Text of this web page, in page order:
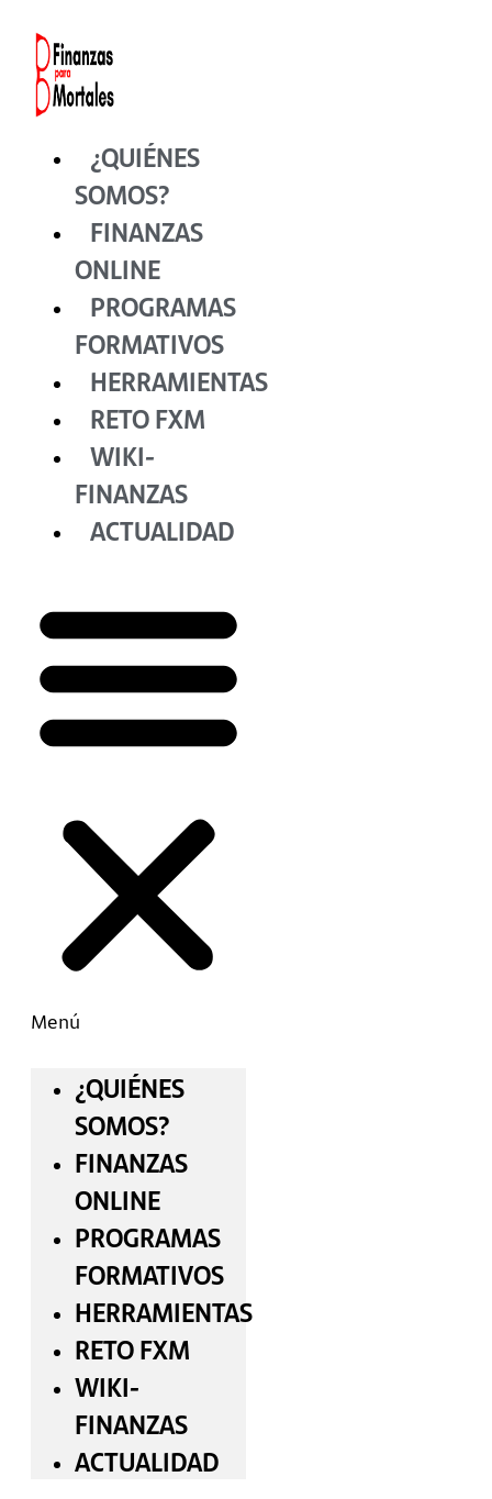
contenido
¿QUIÉNES
SOMOS?
FINANZAS
ONLINE
PROGRAMAS
FORMATIVOS
HERRAMIENTAS
RETO FXM
WIKI-
FINANZAS
ACTUALIDAD
Menú
¿QUIÉNES
SOMOS?
FINANZAS
ONLINE
PROGRAMAS
FORMATIVOS
HERRAMIENTAS
RETO FXM
WIKI-
FINANZAS
ACTUALIDAD